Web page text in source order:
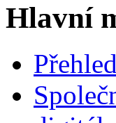
Hlavní